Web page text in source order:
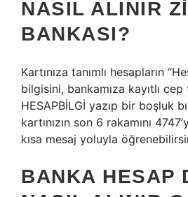
NASIL ALINIR
BANKASI?
Kartınıza tanımlı hesapların
bilgisini, bankamıza kayıtlı
HESAPBİLGİ yazıp bir boşluk
kartınızın son 6 rakamını
kısa mesaj yoluyla
BANKA HESAP